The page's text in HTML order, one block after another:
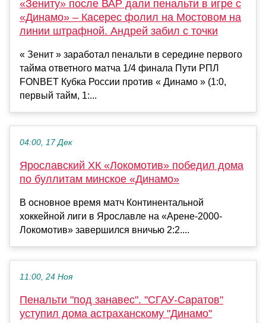
«Зениту» после ВАР дали пенальти в игре с
«Динамо» – Касерес фолил на Мостовом на
линии штрафной. Андрей забил с точки
« Зенит » заработал пенальти в середине первого
тайма ответного матча 1/4 финала Пути РПЛ
FONBET Кубка России против « Динамо » (1:0,
первый тайм, 1:...
04:00, 17 Дек
Ярославский ХК «Локомотив» победил дома
по буллитам минское «Динамо»
В основное время матч Континентальной
хоккейной лиги в Ярославле на «Арене-2000-
Локомотив» завершился вничью 2:2....
11:00, 24 Ноя
Пенальти "под занавес". "СГАУ-Саратов"
уступил дома астраханскому "Динамо"